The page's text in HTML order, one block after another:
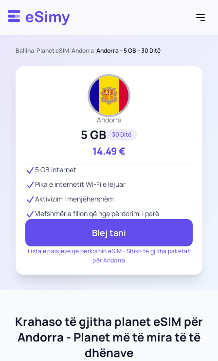
Esimy
Ballina/Planet eSIM/Andorra/Andorra – 5 GB – 30 Ditë
Andorra
5 GB 30 Ditë
14.49€
Lista e paisjeve që përkrahin eSIM-Shiko të gjitha paketat
për Andorra
5 GB internet
Pika e internetit Wi-Fi e lejuar
Aktivizim i menjëhershëm
Vlefshmëria fillon që nga përdorimi i parë
Blej tani
Krahaso të gjitha planet eSIM për
Andorra - Planet më të mira të të
dhënave